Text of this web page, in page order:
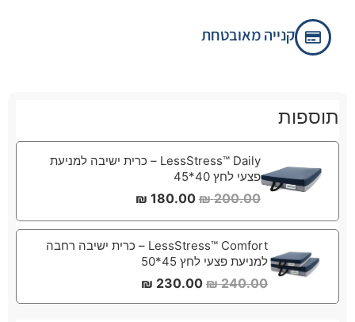
קנייה מאובטחת
תוספות
LessStress™ Daily – כרית ישיבה למניעת
פצעי לחץ 40*45
200.00
₪
180.00
₪
LessStress™ Comfort – כרית ישיבה רחבה
למניעת פצעי לחץ 45*50
240.00
₪
230.00
₪